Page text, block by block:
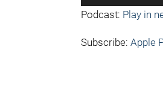
Player
Podcast: Play in
Subscribe:Apple